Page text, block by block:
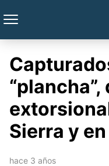
Sierra y
hace 3 años